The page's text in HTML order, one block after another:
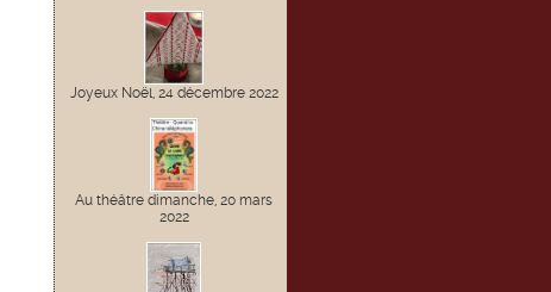
Joyeux Noël, 24 décembre 2022
Au théâtre dimanche, 20 mars
2022